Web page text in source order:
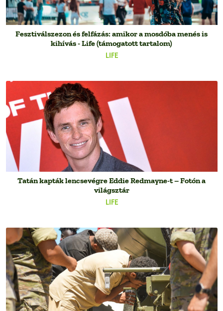
LIFE
Fesztiválszezon és felfázás: amikor a mosdóba menés is
kihívás - Life (támogatott tartalom)
LIFE
Tatán kapták lencsevégre Eddie Redmayne-t – Fotón a
világsztár